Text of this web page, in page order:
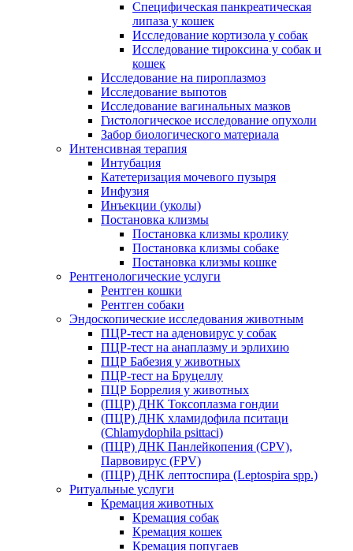
Специфическая панкреатическая
липаза у кошек
Исследование кортизола у собак
Исследование тироксина у собак и
кошек
Исследование на пироплазмоз
Исследование выпотов
Исследование вагинальных мазков
Гистологическое исследование опухоли
Забор биологического материала
Интенсивная терапия
Интубация
Катетеризация мочевого пузыря
Инфузия
Инъекции (уколы)
Постановка клизмы
Постановка клизмы кролику
Постановка клизмы собаке
Постановка клизмы кошке
Рентгенологические услуги
Рентген кошки
Рентген собаки
Эндоскопические исследования животным
ПЦР-тест на аденовирус у собак
ПЦР-тест на анаплазму и эрлихию
ПЦР Бабезия у животных
ПЦР-тест на Бруцеллу
ПЦР Боррелия у животных
(ПЦР) ДНК Токсоплазма гондии
(ПЦР) ДНК хламидофила пситаци
(Chlamydophila psittaci)
(ПЦР) ДНК Панлейкопения (CPV),
Парвовирус (FPV)
(ПЦР) ДНК лептоспира (Leptospira spp.)
Ритуальные услуги
Кремация животных
Кремация собак
Кремация кошек
Кремация попугаев